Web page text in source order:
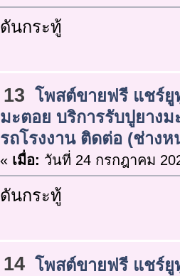
ดันกระทู้
13
โพสต์ขายฟรี แชร์
มะตอย บริการรับปูยาง
รถโรงงาน ติดต่อ (ช่างห
« เมื่อ: วันที่ 24 กรกฎาคม
ดันกระทู้
14 โพสต์ขายฟรี แชร์